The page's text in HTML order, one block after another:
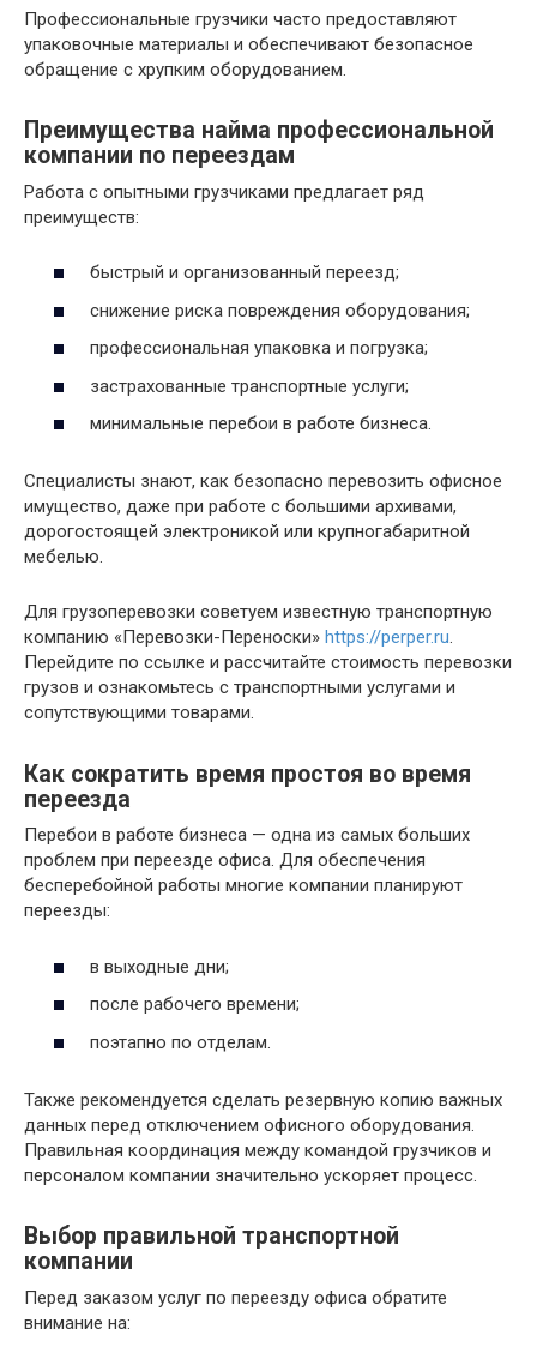
Профессиональные грузчики часто предоставляют
упаковочные материалы и обеспечивают безопасное
обращение с хрупким оборудованием.
Преимущества найма профессиональной
компании по переездам
Работа с опытными грузчиками предлагает ряд
преимуществ:
быстрый и организованный переезд;
снижение риска повреждения оборудования;
профессиональная упаковка и погрузка;
застрахованные транспортные услуги;
минимальные перебои в работе бизнеса.
Специалисты знают, как безопасно перевозить офисное
имущество, даже при работе с большими архивами,
дорогостоящей электроникой или крупногабаритной
мебелью.
Для грузоперевозки советуем известную транспортную
компанию «Перевозки-Переноски» https://perper.ru.
Перейдите по ссылке и рассчитайте стоимость перевозки
грузов и ознакомьтесь с транспортными услугами и
сопутствующими товарами.
Как сократить время простоя во время
переезда
Перебои в работе бизнеса — одна из самых больших
проблем при переезде офиса. Для обеспечения
бесперебойной работы многие компании планируют
переезды:
в выходные дни;
после рабочего времени;
поэтапно по отделам.
Также рекомендуется сделать резервную копию важных
данных перед отключением офисного оборудования.
Правильная координация между командой грузчиков и
персоналом компании значительно ускоряет процесс.
Выбор правильной транспортной
компании
Перед заказом услуг по переезду офиса обратите
внимание на: